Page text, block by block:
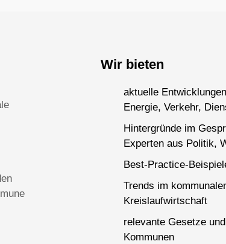
Wir bieten
aktuelle
Energie, Verkehr,
Hintergründe im
Experten aus Politik,
Best-Practice-
Trends im
Kreislaufwirtschaft
relevante Gesetze
Kommunen